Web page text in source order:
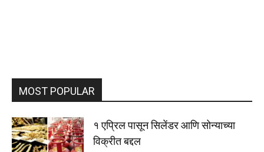
MOST POPULAR
१ एप्रिल पासून सिलेंडर आणि सोन्याच्या
विक्रीत बद्दल